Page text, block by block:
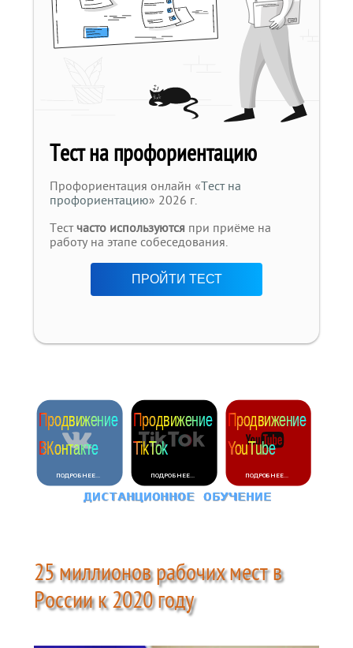
Тест на профориентацию
Профориентация онлайн «Тест на
профориентацию» 2026 г.
Тестчасто используются при приёме на
работу на этапе собеседования.
ПРОЙТИ ТЕСТ
25 миллионов рабочих мест в
России к 2020 году